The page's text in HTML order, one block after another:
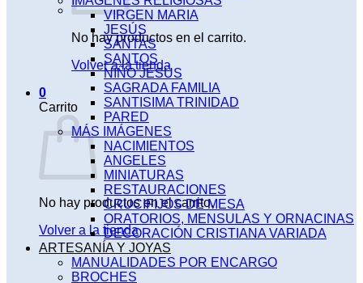
No hay productos en el carrito.
Volver a la tienda
0
Carrito
No hay productos en el carrito.
Volver a la tienda
VIRGEN MARIA
JESÚS
SANTAS
SANTOS
NIÑO JESÚS
SAGRADA FAMILIA
SANTISIMA TRINIDAD
PARED
MÁS IMÁGENES
NACIMIENTOS
ANGELES
MINIATURAS
RESTAURACIONES
CRUCIFIJOS DE MESA
ORATORIOS, MENSULAS Y ORNACINAS
DECORACIÓN CRISTIANA VARIADA
ARTESANÍA Y JOYAS
MANUALIDADES POR ENCARGO
BROCHES